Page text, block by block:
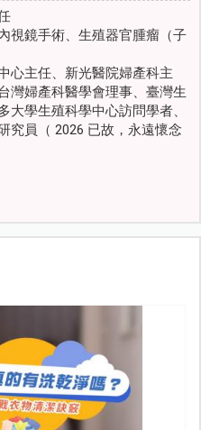
視鏡手術、生殖器官腫瘤（子
心主任、新光醫院婦產科主
灣婦產科醫學會理事、臺灣生
學生殖科學中心訪問學者、
究員（ 2026 已故，永遠懷念